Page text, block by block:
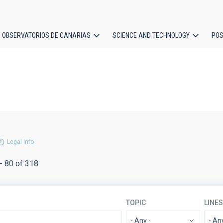
OBSERVATORIOS DE CANARIAS SCIENCE AND TECHNOLOGY
Legal info
80 of 318
TOPIC
- Any -